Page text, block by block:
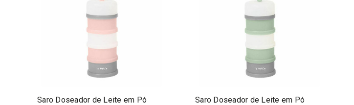
Saro Doseador de Leite em Pó
Saro Doseador de Leite em Pó